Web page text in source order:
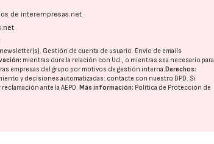
de interempresas.net
Gestión de cuenta de usuario. Envío de emails
mientras dure la relación con Ud., o mientras sea necesario para
empresas del grupo por motivos de gestión interna. Derechos:
y decisiones automatizadas: contacte con nuestro DPD. Si
reclamación ante laAEPD. Más información: Política de Protección de
03/06/2026 01/07/2026